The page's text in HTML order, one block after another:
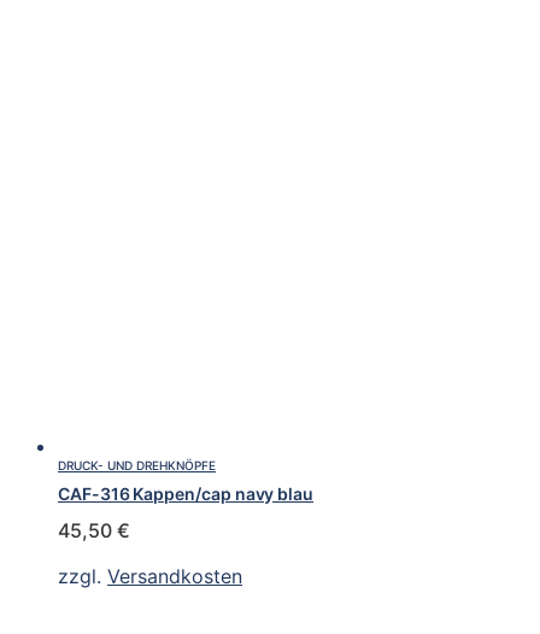
DRUCK- UND DREHKNÖPFE
CAF-316 Kappen/cap navy blau
45,50 €
zzgl. Versandkosten